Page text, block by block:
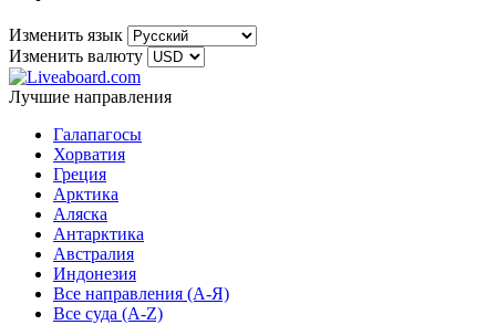
Изменить язык
Изменить валюту
Лучшие направления
Галапагосы
Хорватия
Греция
Арктика
Аляска
Антарктика
Австралия
Индонезия
Все направления (A-Я)
Все суда (A-Z)